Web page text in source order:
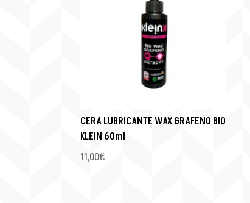
CERA LUBRICANTE WAX GRAFENO BIO
KLEIN 60ml
11,00€